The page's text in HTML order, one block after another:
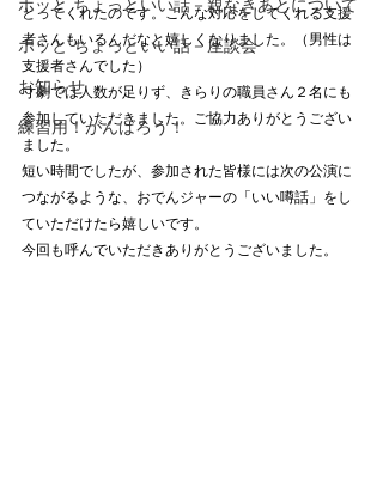
ホッと ちょっといい話－親なきあとについて
ホッと ちょっといい話－座談会
お知らせ
練習用！がんばろう！
とってくれたのです。こんな対応をしてくれる支援
者さんもいるんだなと嬉しくなりました。（男性は
支援者さんでした）
寸劇では人数が足りず、きらりの職員さん２名にも
参加していただきました。ご協力ありがとうござい
ました。
短い時間でしたが、参加された皆様には次の公演に
つながるような、おでんジャーの「いい噂話」をし
ていただけたら嬉しいです。
今回も呼んでいただきありがとうございました。